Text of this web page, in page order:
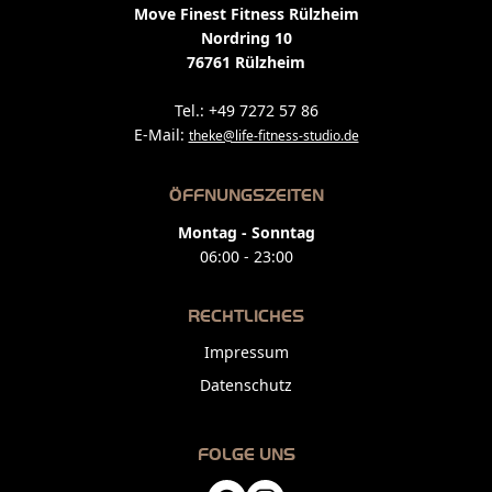
Move Finest Fitness Rülzheim
Nordring 10
76761 Rülzheim
Tel.: +49 7272 57 86
E-Mail: theke@life-fitness-studio.de
ÖFFNUNGSZEITEN
Montag - Sonntag
06:00 - 23:00
RECHTLICHES
Impressum
Datenschutz
FOLGE UNS